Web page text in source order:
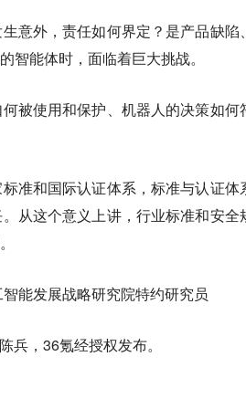
意外，责任如何界定？是产品缺陷
能体时，面临着巨大挑战。
被使用和保护、机器人的决策如何
准和国际认证体系，标准与认证体
从这个意义上讲，行业标准和安全
能发展战略研究院特约研究员
兵，36氪经授权发布。